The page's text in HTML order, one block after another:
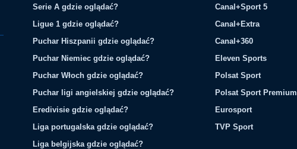
Serie A gdzie oglądać?
Ligue 1 gdzie oglądać?
Puchar Hiszpanii gdzie oglądać?
Puchar Niemiec gdzie oglądać?
Puchar Włoch gdzie oglądać?
Puchar ligi angielskiej gdzie oglądać?
Eredivisie gdzie oglądać?
Liga portugalska gdzie oglądać?
Liga belgijska gdzie oglądać?
Canal+Sport 5
Canal+Extra
Canal+360
Eleven Sports
Polsat Sport
Polsat Sport Premium
Eurosport
TVP Sport